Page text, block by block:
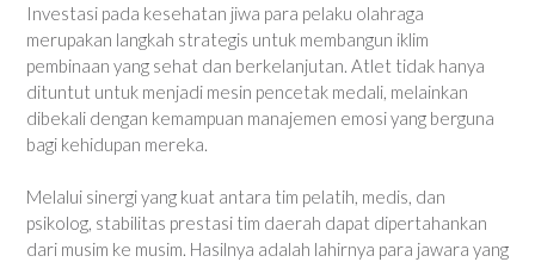
Investasi pada kesehatan jiwa para pelaku olahraga
merupakan langkah strategis untuk membangun iklim
pembinaan yang sehat dan berkelanjutan. Atlet tidak hanya
dituntut untuk menjadi mesin pencetak medali, melainkan
dibekali dengan kemampuan manajemen emosi yang berguna
bagi kehidupan mereka.
Melalui sinergi yang kuat antara tim pelatih, medis, dan
psikolog, stabilitas prestasi tim daerah dapat dipertahankan
dari musim ke musim. Hasilnya adalah lahirnya para jawara yang